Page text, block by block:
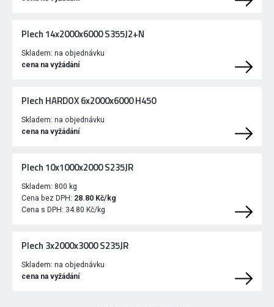
Plech 14x2000x6000 S355J2+N
Skladem: na objednávku
cena na vyžádání
Plech HARDOX 6x2000x6000 H450
Skladem: na objednávku
cena na vyžádání
Plech 10x1000x2000 S235JR
Skladem: 800 kg
Cena bez DPH: 28.80 Kč/kg
Cena s DPH: 34.80 Kč/kg
Plech 3x2000x3000 S235JR
Skladem: na objednávku
cena na vyžádání